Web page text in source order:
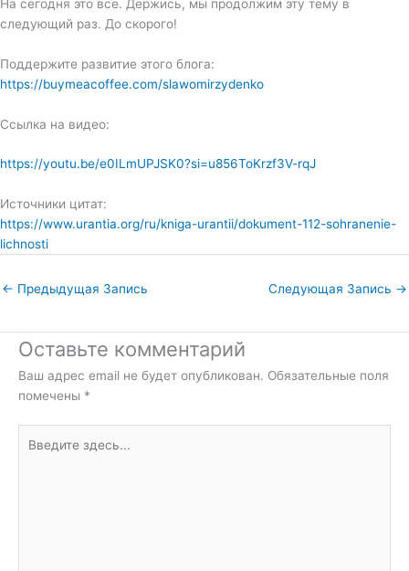
На сегодня это все. Держись, мы продолжим эту тему в
следующий раз. До скорого!
Поддержите развитие этого блога:
https://buymeacoffee.com/slawomirzydenko
Ссылка на видео:
https://youtu.be/e0ILmUPJSK0?si=u856ToKrzf3V-rqJ
Источники цитат:
https://www.urantia.org/ru/kniga-urantii/dokument-112-sohranenie-
lichnosti
← Предыдущая Запись Следующая Запись →
Оставьте комментарий
Ваш адрес email не будет опубликован. Обязательные поля
помечены *
здесь...